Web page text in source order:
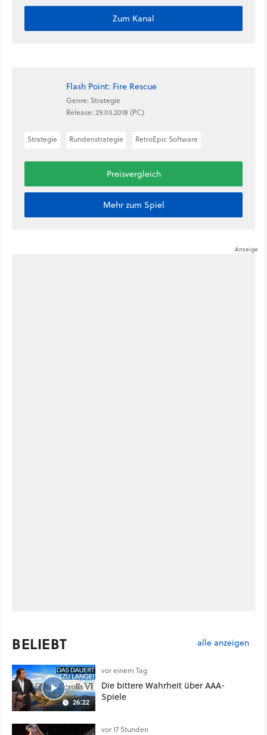
Zum Kanal
Flash Point: Fire Rescue
Genre: Strategie
Release: 29.03.2018 (PC)
Strategie Rundenstrategie RetroEpic Software
Preisvergleich
Mehr zum Spiel
BELIEBT alle anzeigen
26:22
vor einem Tag
Die bittere Wahrheit über AAA-
Spiele
vor 17 Stunden